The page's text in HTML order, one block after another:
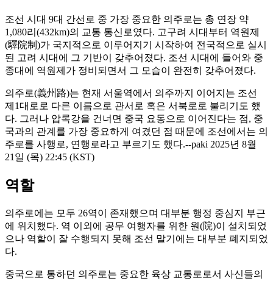
조선 시대 9대 간선로 중 가장 중요한 의주로는 총 연장 약
1,080리(432km)의 교통 통신로였다. 고구려 시대부터 역원제
(驛院制)가 국지적으로 이루어지기 시작하여 전국적으로 실시
된 고려 시대에 그 기반이 갖추어졌다. 조선 시대에 들어와 중
종대에 역원제가 정비되면서 그 모습이 완전히 갖추어졌다.
의주로(義州路)는 현재 서울역에서 의주까지 이어지는 조선
제1대로로 다른 이름으로 관서로 혹은 서북로로 불리기도 했
다. 그러나 압록강을 건너면 중국 요동으로 이어진다는 점, 중
국과의 관계를 가장 중요하게 여겼던 점 때문에 조선에서는 의
주로를 사행로, 연행로라고 부르기도 했다.--paki 2025년 8월
21일 (목) 22:45 (KST)
역할
의주로에는 모두 26역이 존재했으며 대부분 행정 중심지 부근
에 위치했다. 역 이외에 공무 여행자를 위한 원(院)이 설치되었
으나 역할이 잘 수행되지 못해 조선 말기에는 대부분 폐지되었
다.
중국으로 통하던 의주로는 중요한 육상 교통로로서 사신들의